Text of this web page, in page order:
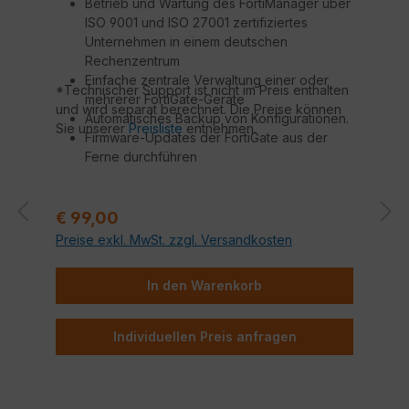
Betrieb und Wartung des FortiManager über
ISO 9001 und ISO 27001 zertifiziertes
Unternehmen in einem deutschen
Rechenzentrum
Einfache zentrale Verwaltung einer oder
mehrerer FortiGate-Geräte
Automatisches Backup von Konfigurationen.
Firmware-Updates der FortiGate aus der
Ferne durchführen
*Technischer Support ist nicht im Preis enthalten
und wird separat berechnet. Die Preise können
Sie unsererPreislisteentnehmen.
Regulärer Preis:
€ 99,00
Preise exkl. MwSt. zzgl. Versandkosten
In den Warenkorb
Individuellen Preis anfragen